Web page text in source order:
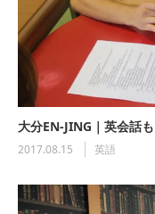
大分EN-JING｜英会話
2017.08.15 英語